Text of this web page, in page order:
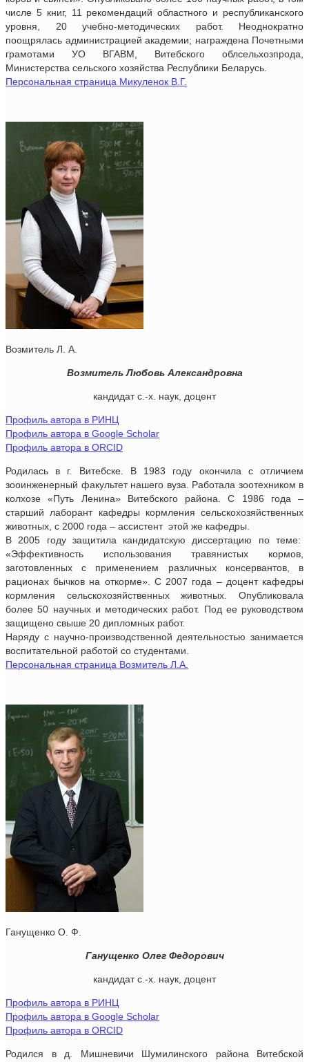
числе 5 книг, 11 рекомендаций областного и республиканского
уровня, 20 учебно-методических работ. Неоднократно
поощрялась администрацией академии; награждена Почетными
грамотами УО ВГАВМ, Витебского облсельхозпрода,
Министерства сельского хозяйства Республики Беларусь.
Персональная страница Микуленок В.Г.
Возмитель Л. А.
Возмитель Любовь Александровна
кандидат с.-х. наук, доцент
Профиль автора в РИНЦ
Профиль автора в Google Scholar
Профиль автора в ORCID
Родилась в г. Витебске. В 1983 году окончила с отличием
зооинженерный факультет нашего вуза. Работала зоотехником в
колхозе «Путь Ленина» Витебского района. С 1986 года –
старший лаборант кафедры кормления сельскохозяйственных
животных, с 2000 года – ассистент этой же кафедры.
В 2005 году защитила кандидатскую диссертацию по теме:
«Эффективность использования травянистых кормов,
заготовленных с применением различных консервантов, в
рационах бычков на откорме». С 2007 года – доцент кафедры
кормления сельскохозяйственных животных. Опубликовала
более 50 научных и методических работ. Под ее руководством
защищено свыше 20 дипломных работ.
Наряду с научно-производственной деятельностью занимается
воспитательной работой со студентами.
Персональная страница Возмитель Л.А.
Ганущенко О. Ф.
Ганущенко Олег Федорович
кандидат с.-х. наук, доцент
Профиль автора в РИНЦ
Профиль автора в Google Scholar
Профиль автора в ORCID
Родился в д. Мишневичи Шумилинского района Витебской